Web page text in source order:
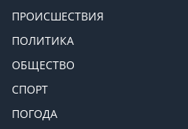
ПРОИСШЕСТВИЯ
ПОЛИТИКА
ОБЩЕСТВО
СПОРТ
ПОГОДА